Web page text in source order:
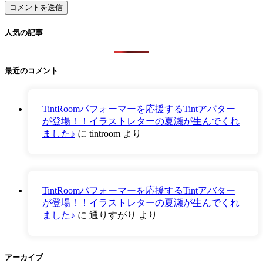
人気の記事
最近のコメント
TintRoomパフォーマーを応援するTintアバター
が登場！！イラストレターの夏瀬が生んでくれ
ました♪ に tintroom より
TintRoomパフォーマーを応援するTintアバター
が登場！！イラストレターの夏瀬が生んでくれ
ました♪ に 通りすがり より
アーカイブ